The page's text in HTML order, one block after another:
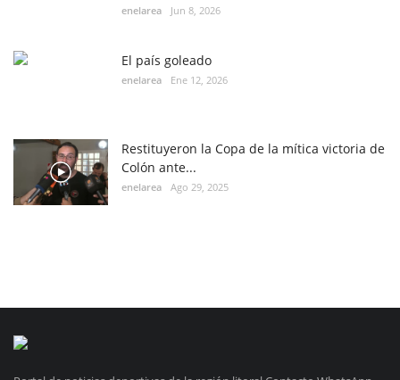
enelarea Jun 8, 2026
El país goleado
enelarea Ene 12, 2026
Restituyeron la Copa de la mítica victoria de
Colón ante...
enelarea Ago 29, 2025